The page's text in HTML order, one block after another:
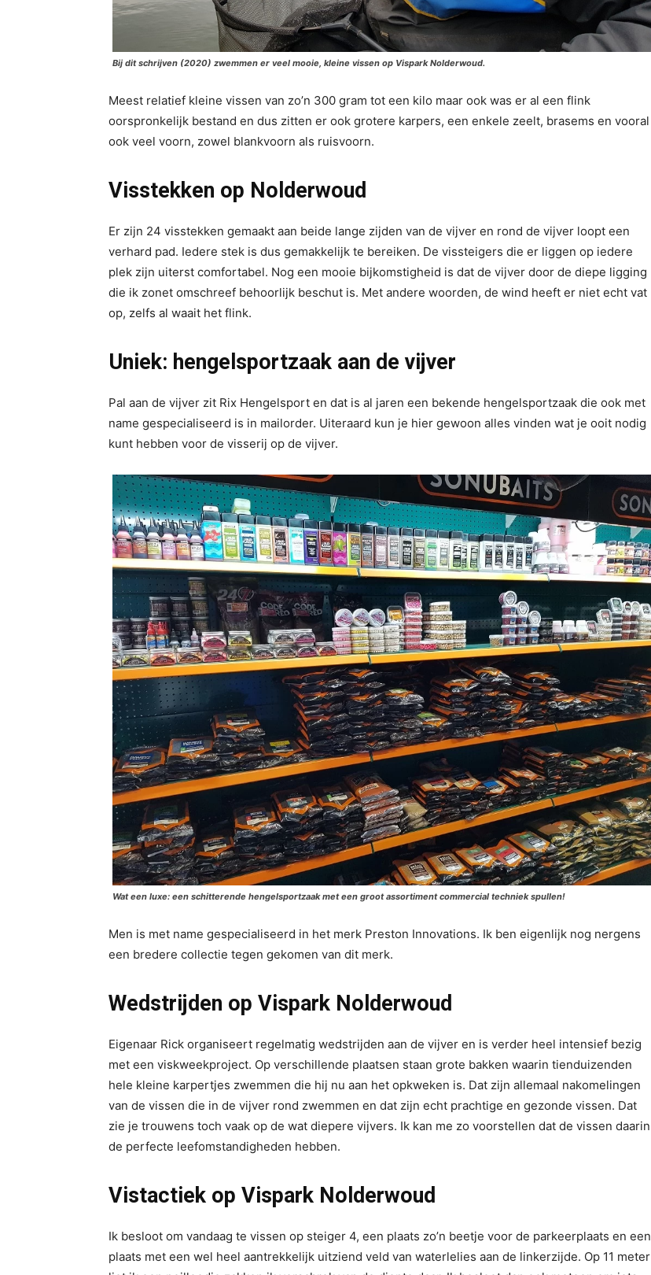
Bij dit schrijven (2020) zwemmen er veel mooie, kleine vissen op Vispark Nolderwoud.
Meest relatief kleine vissen van zo’n 300 gram tot een kilo maar ook was er al een flink
oorspronkelijk bestand en dus zitten er ook grotere karpers, een enkele zeelt, brasems en vooral
ook veel voorn, zowel blankvoorn als ruisvoorn.
Visstekken op Nolderwoud
Er zijn 24 visstekken gemaakt aan beide lange zijden van de vijver en rond de vijver loopt een
verhard pad. Iedere stek is dus gemakkelijk te bereiken. De vissteigers die er liggen op iedere
plek zijn uiterst comfortabel. Nog een mooie bijkomstigheid is dat de vijver door de diepe ligging
die ik zonet omschreef behoorlijk beschut is. Met andere woorden, de wind heeft er niet echt vat
op, zelfs al waait het flink.
Uniek: hengelsportzaak aan de vijver
Pal aan de vijver zit Rix Hengelsport en dat is al jaren een bekende hengelsportzaak die ook met
name gespecialiseerd is in mailorder. Uiteraard kun je hier gewoon alles vinden wat je ooit nodig
kunt hebben voor de visserij op de vijver.
Wat een luxe: een schitterende hengelsportzaak met een groot assortiment commercial techniek spullen!
Men is met name gespecialiseerd in het merk Preston Innovations. Ik ben eigenlijk nog nergens
een bredere collectie tegen gekomen van dit merk.
Wedstrijden op Vispark Nolderwoud
Eigenaar Rick organiseert regelmatig wedstrijden aan de vijver en is verder heel intensief bezig
met een viskweekproject. Op verschillende plaatsen staan grote bakken waarin tienduizenden
hele kleine karpertjes zwemmen die hij nu aan het opkweken is. Dat zijn allemaal nakomelingen
van de vissen die in de vijver rond zwemmen en dat zijn echt prachtige en gezonde vissen. Dat
zie je trouwens toch vaak op de wat diepere vijvers. Ik kan me zo voorstellen dat de vissen daarin
de perfecte leefomstandigheden hebben.
Vistactiek op Vispark Nolderwoud
Ik besloot om vandaag te vissen op steiger 4, een plaats zo’n beetje voor de parkeerplaats en een
plaats met een wel heel aantrekkelijk uitziend veld van waterlelies aan de linkerzijde. Op 11 meter